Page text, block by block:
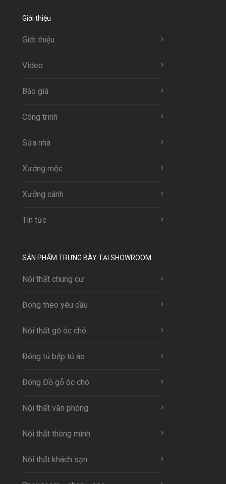
Giới thiệu
Giới thiệu
Video
Báo giá
Công trinh
Sửa nhà
Xưởng mộc
Xưởng cánh
Tin tức
SẢN PHẨM TRƯNG BÀY TẠI SHOWROOM
Nội thất chung cư
Đóng theo yêu cầu
Nội thất gỗ óc chó
Đóng tủ bếp tủ áo
Đóng Đồ gỗ óc chó
Nội thất văn phòng
Nội thất thông minh
Nội thất khách sạn